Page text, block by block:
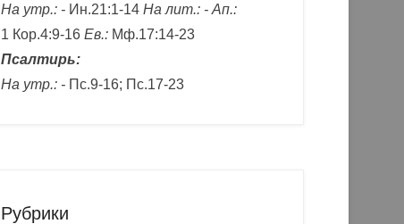
На утр.: - Ин.21:1-14 На лит.: - Ап.:
1 Кор.4:9-16 Ев.: Мф.17:14-23
Псалтирь:
На утр.: - Пс.9-16; Пс.17-23
Рубрики